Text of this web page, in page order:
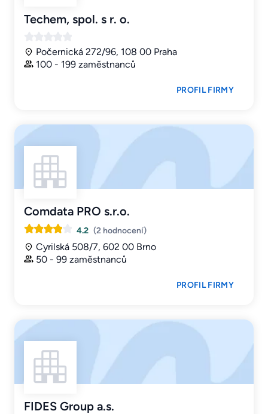
Techem, spol. s r. o.
Počernická 272/96, 108 00 Praha
100 - 199 zaměstnanců
PROFIL FIRMY
Comdata PRO s.r.o.
4.2 (2 hodnocení)
Cyrilská 508/7, 602 00 Brno
50 - 99 zaměstnanců
PROFIL FIRMY
FIDES Group a.s.